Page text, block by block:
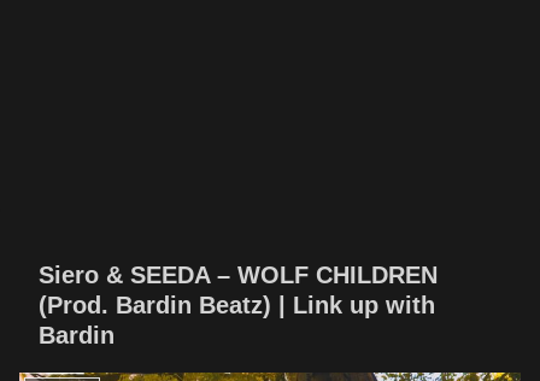
Siero & SEEDA – WOLF CHILDREN
(Prod. Bardin Beatz) | Link up with
Bardin